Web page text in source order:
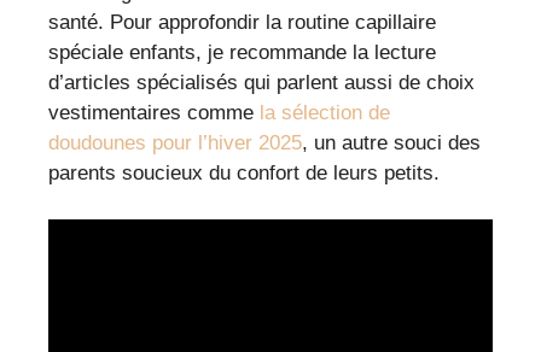
santé. Pour approfondir la routine capillaire
spéciale enfants, je recommande la lecture
d’articles spécialisés qui parlent aussi de choix
vestimentaires comme la sélection de
doudounes pour l’hiver 2025, un autre souci des
parents soucieux du confort de leurs petits.